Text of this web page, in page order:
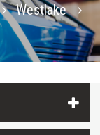
Westlake